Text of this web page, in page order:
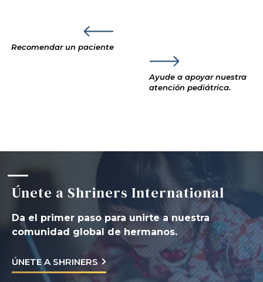
Recomendar un paciente
Ayude a apoyar nuestra
atención pediátrica.
Únete a Shriners International
Da el primer paso para unirte a nuestra
comunidad global de hermanos.
ÚNETE A SHRINERS